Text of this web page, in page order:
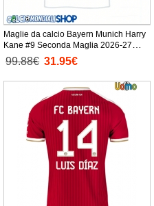
Maglie da calcio Bayern Munich Harry
Kane #9 Seconda Maglia 2026-27
Manica Corta
99.88€ 31.95€